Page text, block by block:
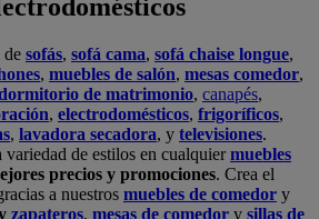
de sofás, sofá cama, sofá chaise longue,
, muebles de salón, mesas comedor,
de matrimonio, canapés,
, electrodomésticos, frigoríficos,
, lavadora secadora, y televisiones.
variedad de estilos en cualquiermuebles
precios y promociones. Crea el
a nuestros muebles de comedor y
zapateros, mesas de comedor y sillas de